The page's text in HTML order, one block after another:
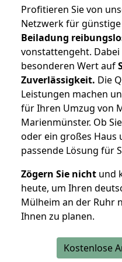
Profitieren Sie von
Netzwerk für
Beiladung
vonstattengeht.
besonderen Wert auf
Zuverlässigkeit. Die
Leistungen machen
für Ihren Umzug von
Marienmünster. Ob
oder ein großes Haus
passende Lösung für
Zögern Sie nicht und
heute, um Ihren
Mülheim an der Ruhr
Ihnen zu planen.
Kostenlose